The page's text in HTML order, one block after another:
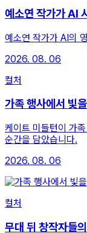
예소연 작가가 AI
예소연 작가가 AI의
2026. 08. 06
컬처
가족 행사에서 빛
케이트 미들턴이 가
순간을 담았습니다.
2026. 08. 06
컬처
무대 뒤 창작자들